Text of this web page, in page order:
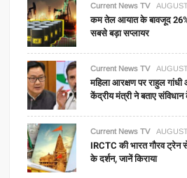
Current News TV
कम तेल आयात के बावजूद
सबसे बड़ा सप्लायर
Current News TV
महिला आरक्षण पर राहुल
केंद्रीय मंत्री ने बताए
Current News TV
IRCTC की भारत गौरव ट्रेन
के दर्शन, जानें किराया